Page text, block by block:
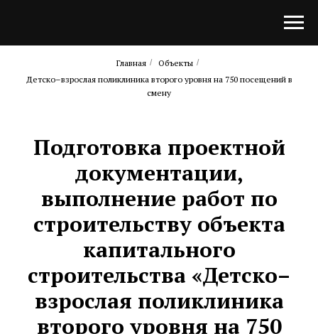
Главная / Объекты /
Детско–взрослая поликлиника второго уровня на 750 посещений в
смену
Подготовка проектной
документации,
выполнение работ по
строительству объекта
капитального
строительства «Детско–
взрослая поликлиника
второго уровня на 750